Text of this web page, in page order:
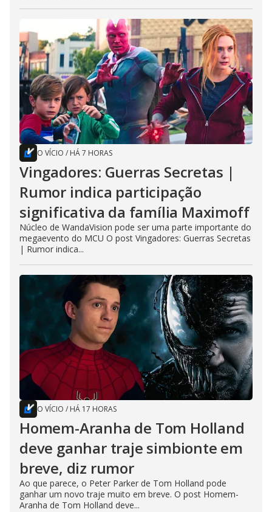
O VÍCIO / HÁ 7 HORAS
Vingadores: Guerras Secretas |
Rumor indica participação
significativa da família Maximoff
Núcleo de WandaVision pode ser uma parte importante do
megaevento do MCU O post Vingadores: Guerras Secretas
| Rumor indica...
O VÍCIO / HÁ 17 HORAS
Homem-Aranha de Tom Holland
deve ganhar traje simbionte em
breve, diz rumor
Ao que parece, o Peter Parker de Tom Holland pode
ganhar um novo traje muito em breve. O post Homem-
Aranha de Tom Holland deve...